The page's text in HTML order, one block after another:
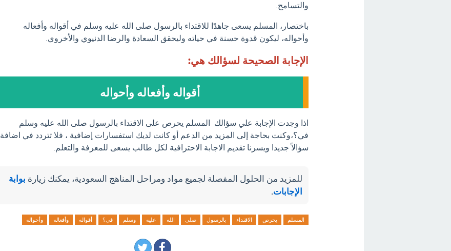
والتسامح.
باختصار، المسلم يسعى جاهدًا للاقتداء بالرسول صلى الله عليه وسلم في أقواله وأفعاله
وأحواله، ليكون قدوة حسنة في حياته وليحقق السعادة والرضا الدنيوي والأخروي.
الإجابة الصحيحة لسؤالك هي:
أقواله وأفعاله وأحواله
اذا وجدت الإجابة علي سؤالك المسلم يحرص على الاقتداء بالرسول صلى الله عليه وسلم
في؟،وكنت بحاجة إلى المزيد من الدعم أو كانت لديك استفسارات إضافية ، فلا تتردد في اضافة
سؤالاً جديدا ويسرنا تقديم الاجابة الاحترافية لكل طالب يسعى للمعرفة والتعلم.
للمزيد من الحلول المفصلة لجميع مواد ومراحل المناهج السعودية، يمكنك زيارة بوابة
الإجابات.
المسلم يحرص الاقتداء بالرسول صلى الله عليه وسلم في؟ أقواله وأفعاله وأحواله